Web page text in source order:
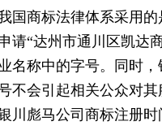
国商标法律体系采用
请“达州市通川区凯达
名称中的字号。同时
不会引起相关公众对
川彪马公司商标注册